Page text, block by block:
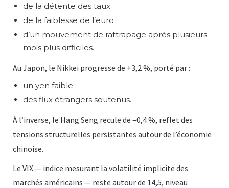
de la détente des taux ;
de la faiblesse de l’euro ;
d’un mouvement de rattrapage après plusieurs
mois plus difficiles.
Au Japon, le Nikkei progresse de +3,2 %, porté par :
un yen faible ;
des flux étrangers soutenus.
À l’inverse, le Hang Seng recule de –0,4 %, reflet des
tensions structurelles persistantes autour de l’économie
chinoise.
Le VIX — indice mesurant la volatilité implicite des
marchés américains — reste autour de 14,5, niveau